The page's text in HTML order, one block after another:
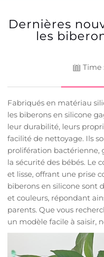
Dernières
les
Time
Fabriqués en matériau
les biberons en silicone
leur durabilité, leurs
facilité de nettoyage. Ils
prolifération bactérienne,
la sécurité des bébés. Le
et lisse, offrant une prise
biberons en silicone sont
et couleurs, répondant
parents. Que vous
un modèle facile à saisir,